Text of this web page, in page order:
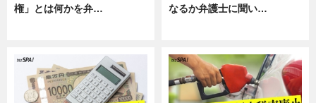
権」とは何かを弁…
なるか弁護士に聞い…